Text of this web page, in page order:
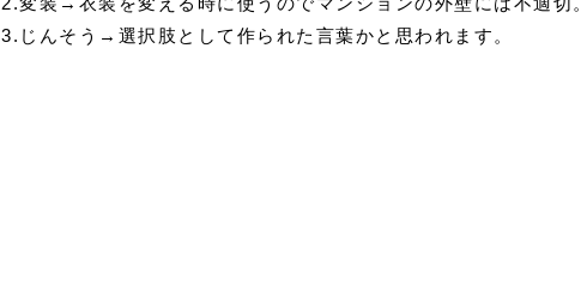
3.じんそう→選択肢として作られた言葉かと思われます。